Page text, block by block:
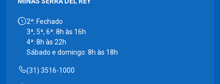
2ª: Fechado
3ª, 5ª, 6ª: 8h às 16h
4ª: 8h às 22h
Sábado e domingo: 8h às 18h
(31) 3516-1000